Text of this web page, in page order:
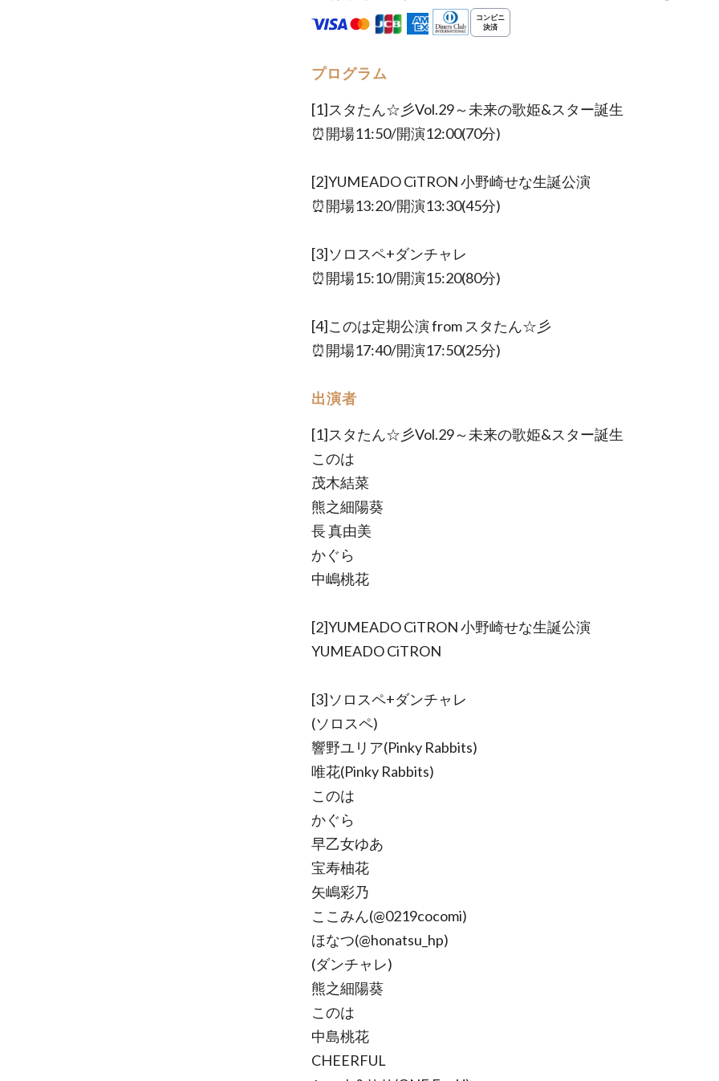
プログラム
[1]スタたん☆彡Vol.29～未来の歌姫&スター誕生
⏰開場11:50/開演12:00(70分)
[2]YUMEADO CiTRON 小野崎せな生誕公演
⏰開場13:20/開演13:30(45分)
[3]ソロスペ+ダンチャレ
⏰開場15:10/開演15:20(80分)
[4]このは定期公演 from スタたん☆彡
⏰開場17:40/開演17:50(25分)
出演者
[1]スタたん☆彡Vol.29～未来の歌姫&スター誕生
このは
茂木結菜
熊之細陽葵
長 真由美
かぐら
中嶋桃花
[2]YUMEADO CiTRON 小野崎せな生誕公演
YUMEADO CiTRON
[3]ソロスペ+ダンチャレ
(ソロスペ)
響野ユリア(Pinky Rabbits)
唯花(Pinky Rabbits)
このは
かぐら
早乙女ゆあ
宝寿柚花
矢嶋彩乃
ここみん(@0219cocomi)
ほなつ(@honatsu_hp)
(ダンチャレ)
熊之細陽葵
このは
中島桃花
CHEERFUL